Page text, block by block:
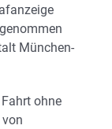
München-
ohne